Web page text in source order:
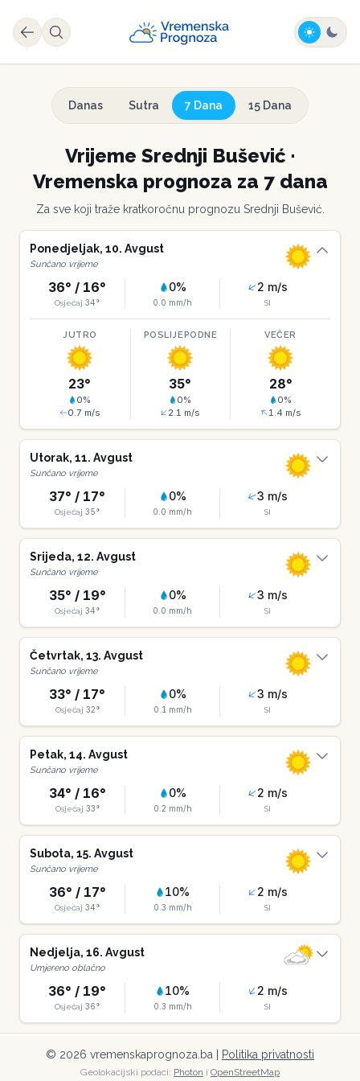
Danas Sutra 7 Dana 15 Dana
Vrijeme Srednji Bušević ·
Vremenska prognoza za 7 dana
Za sve koji traže kratkoročnu prognozu Srednji Bušević
Ponedjeljak, 10. Avgust
Sunčano vrijeme
36° / 16°
Osjećaj 34°
0%
0.0 mm/h
2 m/s
SI
JUTRO
23°
0%
0.7 m/s
POSLIJEPODNE
35°
0%
2.1 m/s
VEČER
28°
0%
1.4 m/s
Utorak, 11. Avgust
Sunčano vrijeme
37° / 17°
Osjećaj 35°
0%
0.0 mm/h
3 m/s
SI
Srijeda, 12. Avgust
Sunčano vrijeme
35° / 19°
Osjećaj 34°
0%
0.0 mm/h
3 m/s
SI
Četvrtak, 13. Avgust
Sunčano vrijeme
33° / 17°
Osjećaj 32°
0%
0.1 mm/h
3 m/s
SI
Petak, 14. Avgust
Sunčano vrijeme
34° / 16°
Osjećaj 33°
0%
0.2 mm/h
2 m/s
SI
Subota, 15. Avgust
Sunčano vrijeme
36° / 17°
Osjećaj 34°
10%
0.3 mm/h
2 m/s
SI
Nedjelja, 16. Avgust
Umjereno oblačno
36° / 19°
Osjećaj 36°
10%
0.3 mm/h
2 m/s
SI
© 2026 vremenskaprognoza.ba | Politika privatnosti
Geolokacijski podaci: Photon i OpenStreetMap